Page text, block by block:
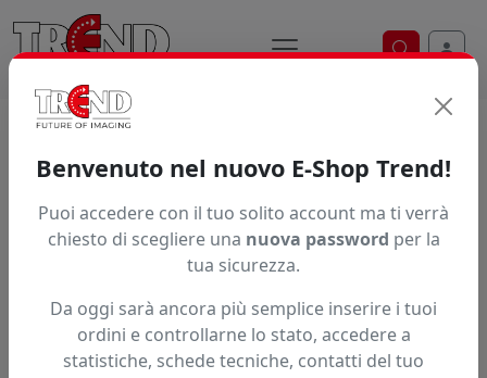
Ricerca
Articolo non trovato.
Hai trovato questo prodotto ad un prezzo più basso?
Fai una segnalazione
Benvenuto nel nuovo E-Shop Trend!
Puoi accedere con il tuo solito account ma ti verrà
chiesto di scegliere una nuova password per la
tua sicurezza.
Da oggi sarà ancora più semplice inserire i tuoi
ordini e controllarne lo stato, accedere a
statistiche, schede tecniche, contatti del tuo